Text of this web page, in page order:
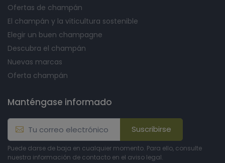
Ofertas de champán
El champán y la viticultura sostenible
Elegir un buen champagne
Descubra el champán
Nuevas marcas
Oferta champán
Manténgase informado
Suscribirse
Puede darse de baja en cualquier momento. Para ello, consulte
nuestra información de contacto en el aviso legal.